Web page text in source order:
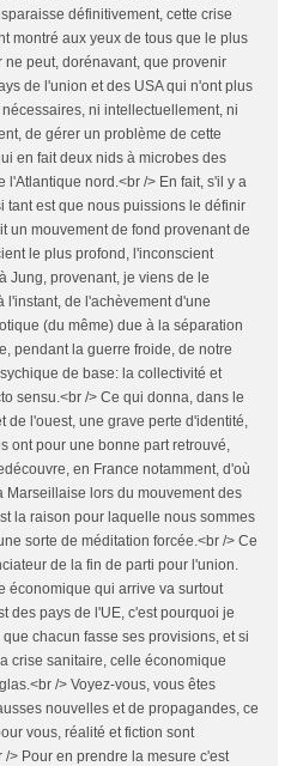
définitivement, cette crise
montré aux yeux de tous que le plus
ne peut, dorénavant, que provenir
de l'union et des USA qui n'ont plus
ni intellectuellement, ni
de gérer un problème de cette
en fait deux nids à microbes des
l'Atlantique nord.<br /> En fait, s'il y a
tant est que nous puissions le définir
un mouvement de fond provenant de
le plus profond, l'inconscient
Jung, provenant, je viens de le
l'instant, de l'achèvement d'une
(du même) due à la séparation
pendant la guerre froide, de notre
de base: la collectivité et
sensu.<br /> Ce qui donna, dans le
de l'ouest, une grave perte d'identité,
ont pour une bonne part retrouvé,
en France notamment, d'où
Marseillaise lors du mouvement des
la raison pour laquelle nous sommes
sorte de méditation forcée.<br /> Ce
de la fin de parti pour l'union.
économique qui arrive va surtout
des pays de l'UE, c'est pourquoi je
chacun fasse ses provisions, et si
crise sanitaire, celle économique
/> Voyez-vous, vous êtes
nouvelles et de propagandes, ce
vous, réalité et fiction sont
/> Pour en prendre la mesure c'est